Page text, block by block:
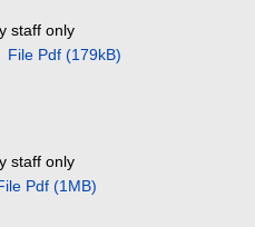
staff only
File Pdf (179kB)
staff only
Pdf (1MB)